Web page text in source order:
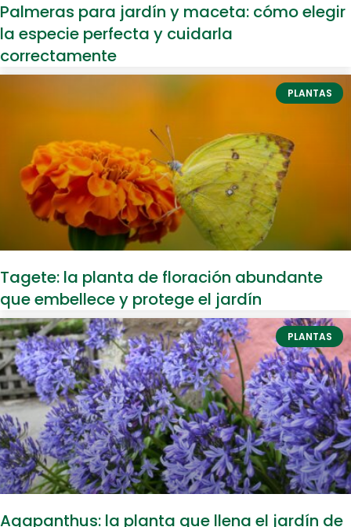
Palmeras para jardín y maceta: cómo elegir
la especie perfecta y cuidarla
correctamente
PLANTAS
Tagete: la planta de floración abundante
que embellece y protege el jardín
PLANTAS
Agapanthus: la planta que llena el jardín de